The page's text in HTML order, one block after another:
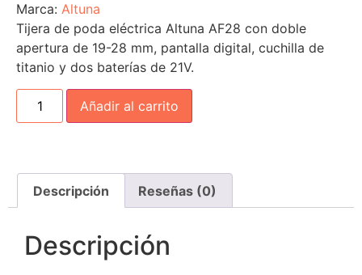
Marca: Altuna
Tijera de poda eléctrica Altuna AF28 con doble
apertura de 19-28 mm, pantalla digital, cuchilla de
titanio y dos baterías de 21V.
Añadir al carrito
Descripción Reseñas (0)
Descripción